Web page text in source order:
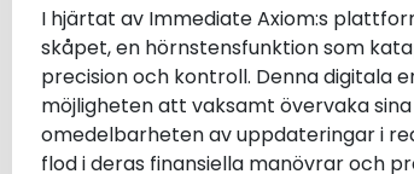
I hjärtat av Immediate Axiom:s
skåpet, en hörnstensfunktion som
precision och kontroll. Denna digitala
möjligheten att vaksamt övervaka
omedelbarheten av uppdateringar i
flod i deras finansiella manövrar och